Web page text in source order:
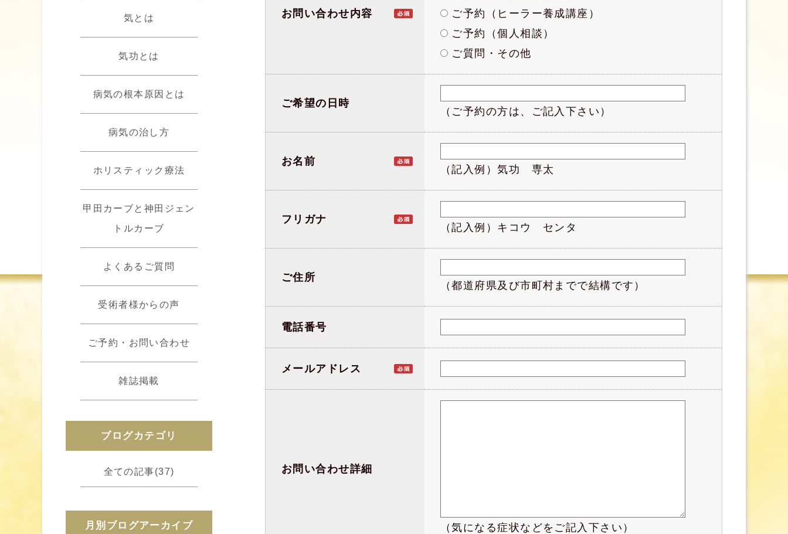
お問い合わせ内容
ご予約（ヒーラー養成講座）
ご予約（個人相談）
ご質問・その他
ご希望の日時
（ご予約の方は、ご記入下さい）
お名前
（記入例）気功 専太
フリガナ
（記入例）キコウ センタ
ご住所
（都道府県及び市町村までで結構です）
電話番号
メールアドレス
お問い合わせ詳細
（気になる症状などをご記入下さい）
気とは
気功とは
病気の根本原因とは
病気の治し方
ホリスティック療法
甲田カーブと神田ジェン
トルカーブ
よくあるご質問
受術者様からの声
ご予約・お問い合わせ
雑誌掲載
ブログカテゴリ
全ての記事(37)
月別ブログアーカイブ